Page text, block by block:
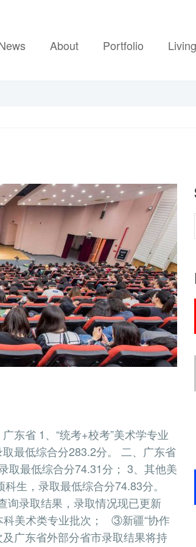
About Portfolio
东省 1、“统考+校考”美术学专业
最低综合分283.2分。 二、广东省
取最低综合分74.31分； 3、其他美
生，录取最低综合分74.83分。
询录取结果，录取情况现已更新
科美术类专业批次； ③新疆“协作
及广东省外部分省市录取结果将持